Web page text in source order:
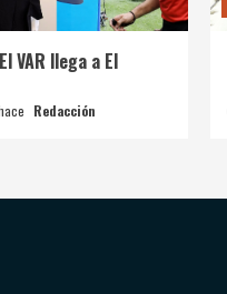
VAR llega a El
Redacción